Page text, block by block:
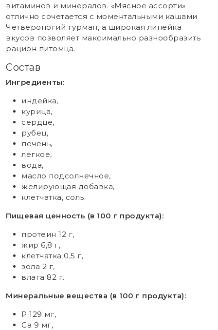
витаминов и минералов. «Мясное ассорти»
отлично сочетается с моментальными кашами
Четвероногий гурман, а широкая линейка
вкусов позволяет максимально разнообразить
рацион питомца.
Состав
Ингредиенты:
индейка,
курица,
сердце,
рубец,
печень,
легкое,
вода,
масло подсолнечное,
желирующая добавка,
клетчатка, соль.
Пищевая ценность (в 100 г продукта):
протеин 12 г,
жир 6,8 г,
клетчатка 0,5 г,
зола 2 г,
влага 82 г.
Минеральные вещества (в 100 г продукта):
P 129 мг,
Ca 9 мг,